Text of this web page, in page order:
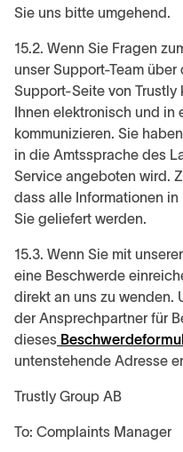
Sie uns bitte umgehend.
15.2. Wenn Sie Fragen
unser Support-Team über
Support-Seite von Trustly
Ihnen elektronisch und in
kommunizieren. Sie
in die Amtssprache des
Service angeboten wird.
dass alle Informationen
Sie geliefert werden.
15.3. Wenn Sie mit
eine Beschwerde
direkt an uns zu wenden.
der Ansprechpartner für
dieses
untenstehende Adresse
Trustly Group AB
To: Complaints Manager